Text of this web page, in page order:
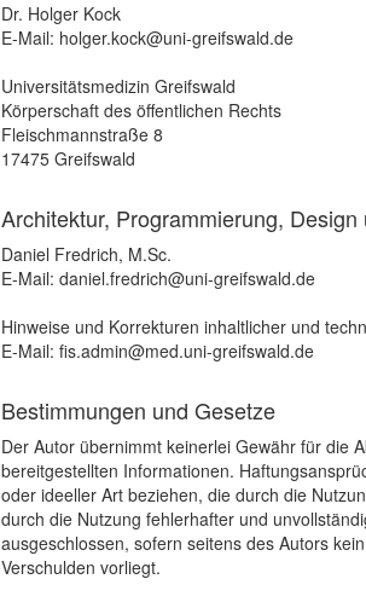
Dr. Holger Kock
E-Mail: holger.kock@uni-greifswald.de
Universitätsmedizin Greifswald
Körperschaft des öffentlichen Rechts
Fleischmannstraße 8
17475 Greifswald
Architektur, Programmierung,
Daniel Fredrich, M.Sc.
E-Mail: daniel.fredrich@uni-greifswald.de
Hinweise und Korrekturen inhaltlicher und
E-Mail: fis.admin@med.uni-greifswald.de
Bestimmungen und Gesetze
Der Autor übernimmt keinerlei Gewähr für die
bereitgestellten Informationen.
oder ideeller Art beziehen, die durch die
durch die Nutzung fehlerhafter und
ausgeschlossen, sofern seitens des Autors
Verschulden vorliegt.